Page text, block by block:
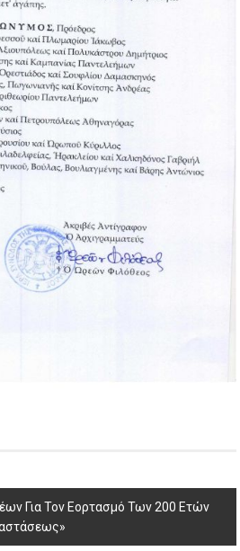
Για Τον Εορτασμό Των 200 Ετών